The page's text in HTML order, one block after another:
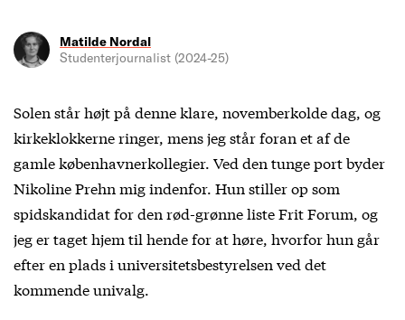
Matilde Nordal
Studenterjournalist (2024-25)
Solen står højt på denne klare, novemberkolde dag, og
kirkeklokkerne ringer, mens jeg står foran et af de
gamle københavnerkollegier. Ved den tunge port byder
Nikoline Prehn mig indenfor. Hun stiller op som
spidskandidat for den rød-grønne liste Frit Forum, og
jeg er taget hjem til hende for at høre, hvorfor hun går
efter en plads i universitetsbestyrelsen ved det
kommende univalg.